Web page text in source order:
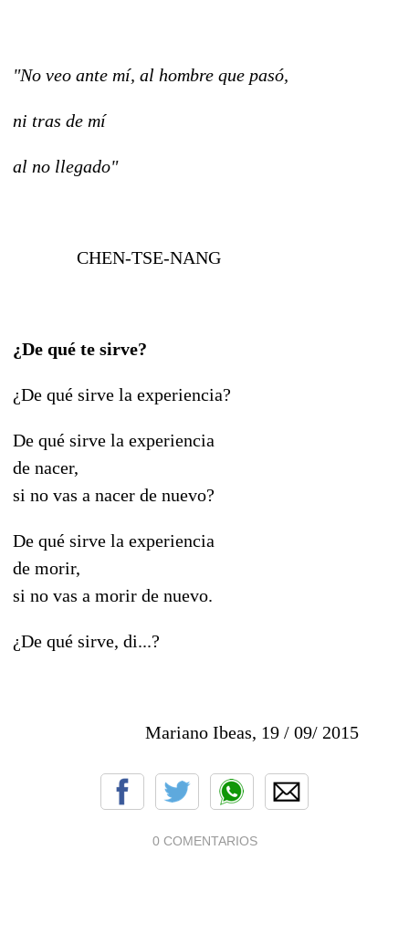
"No veo ante mí, al hombre que pasó,
ni tras de mí
al no llegado"
CHEN-TSE-NANG
¿De qué te sirve?
¿De qué sirve la experiencia?
De qué sirve la experiencia
de nacer,
si no vas a nacer de nuevo?
De qué sirve la experiencia
de morir,
si no vas a morir de nuevo.
¿De qué sirve, di...?
Mariano Ibeas, 19 / 09/ 2015
0 COMENTARIOS